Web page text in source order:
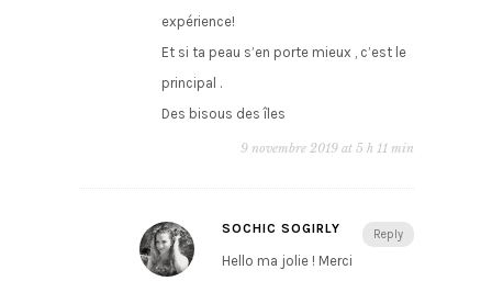
expérience!
Et si ta peau s’en porte mieux , c’est le
principal .
Des bisous des îles
9 novembre 2019 at 5 h 11 min
Reply
SOCHIC SOGIRLY
Hello ma jolie ! Merci